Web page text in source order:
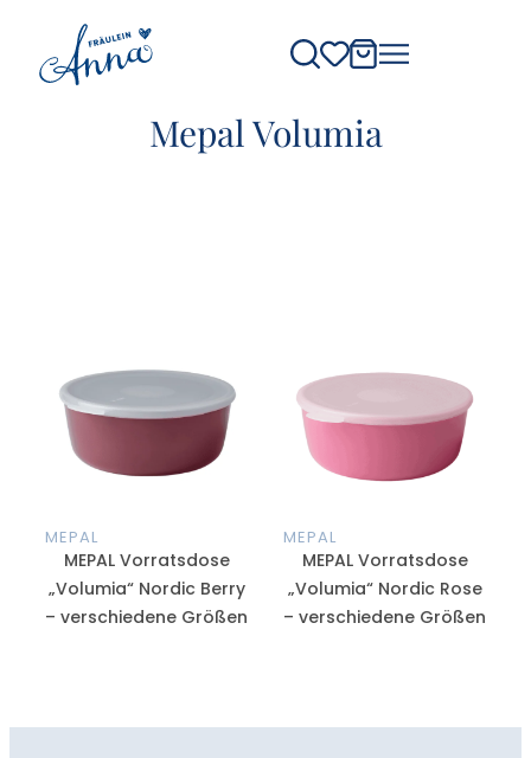
Mepal Volumia
MEPAL
MEPAL Vorratsdose
„Volumia“ Nordic Berry
– verschiedene Größen
MEPAL
MEPAL Vorratsdose
„Volumia“ Nordic Rose
– verschiedene Größen